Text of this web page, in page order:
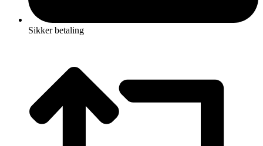
Sikker betaling